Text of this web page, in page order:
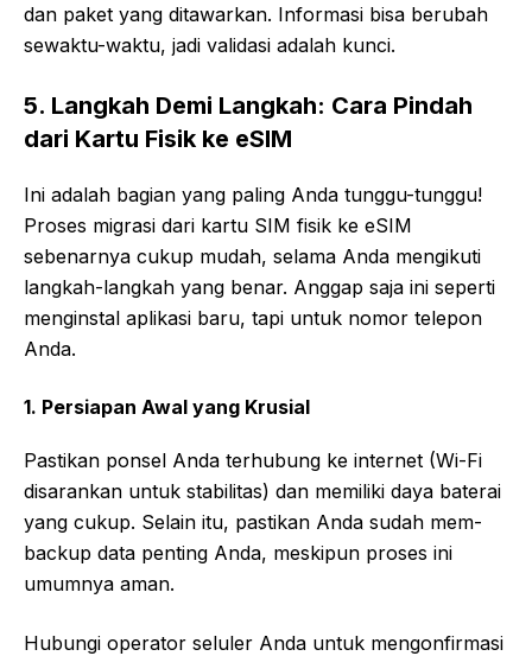
dan paket yang ditawarkan. Informasi bisa berubah
sewaktu-waktu, jadi validasi adalah kunci.
5. Langkah Demi Langkah: Cara Pindah
dari Kartu Fisik ke eSIM
Ini adalah bagian yang paling Anda tunggu-tunggu!
Proses migrasi dari kartu SIM fisik ke eSIM
sebenarnya cukup mudah, selama Anda mengikuti
langkah-langkah yang benar. Anggap saja ini seperti
menginstal aplikasi baru, tapi untuk nomor telepon
Anda.
1. Persiapan Awal yang Krusial
Pastikan ponsel Anda terhubung ke internet (Wi-Fi
disarankan untuk stabilitas) dan memiliki daya baterai
yang cukup. Selain itu, pastikan Anda sudah mem-
backup data penting Anda, meskipun proses ini
umumnya aman.
Hubungi operator seluler Anda untuk mengonfirmasi